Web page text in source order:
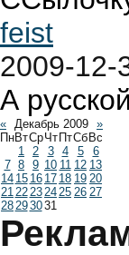
feist
2009-12-
А
« Декабрь 2009 »
ПнВтСрЧт ПтСб Вс
1 2 3 4 5
6
7 8 9 10 11 12 13
14 15 16 17 18 19 20
2122232425 26 27
28293031